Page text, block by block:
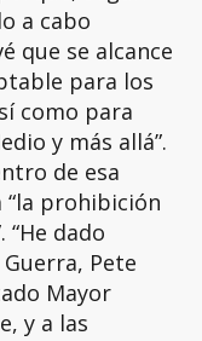
a cabo
que se alcance
para los
como para
y más allá”.
de esa
“la prohibición
“He dado
Pete
Mayor
y a las